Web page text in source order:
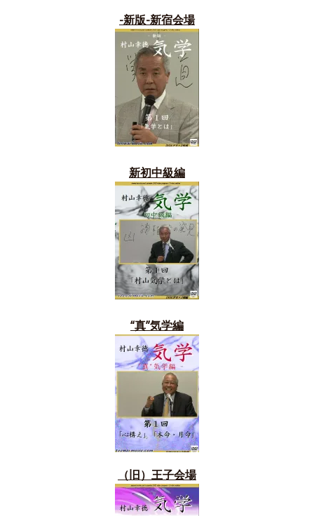
-新版-新宿会場
新初中級編
“真”気学編
（旧） 王子会場